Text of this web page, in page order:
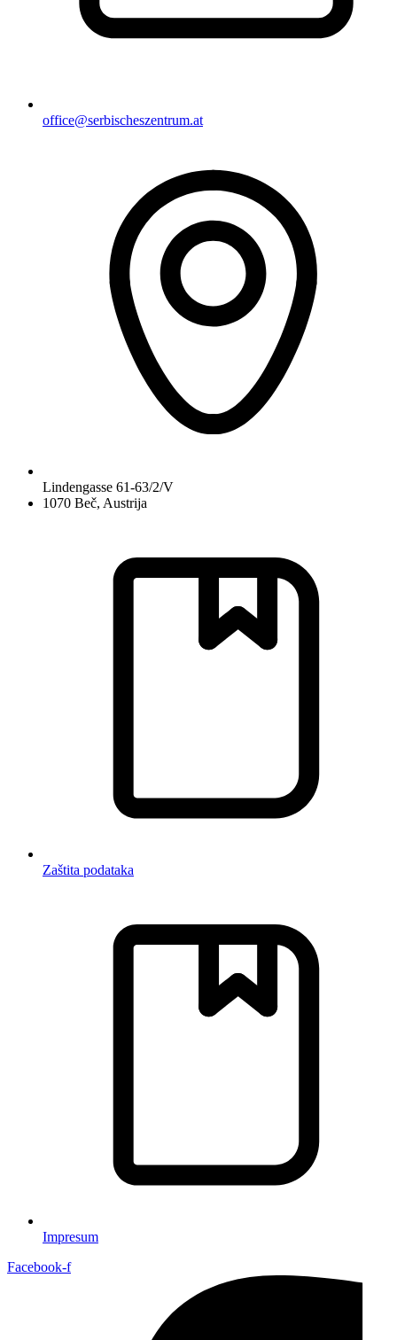
office@serbischeszentrum.at
Lindengasse 61-63/2/V
1070 Beč, Austrija
Zaštita podataka
Impresum
Facebook-f